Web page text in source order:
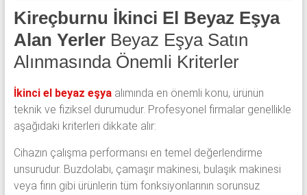
Kireçburnu İkinci El Beyaz Eşya
Alan Yerler Beyaz Eşya Satın
Alınmasında Önemli Kriterler
İkinci el beyaz eşyaalımında en önemli konu, ürünün
teknik ve fiziksel durumudur. Profesyonel firmalar genellikle
aşağıdaki kriterleri dikkate alır:
Cihazın çalışma performansı en temel değerlendirme
unsurudur. Buzdolabı, çamaşır makinesi, bulaşık makinesi
veya fırın gibi ürünlerin tüm fonksiyonlarının sorunsuz